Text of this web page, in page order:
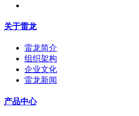
关于雷龙
雷龙简介
组织架构
企业文化
雷龙新闻
产品中心